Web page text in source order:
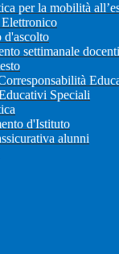
per la mobilità
d'ascolto
settimanale docenti
Speciali
d'Istituto
alunni